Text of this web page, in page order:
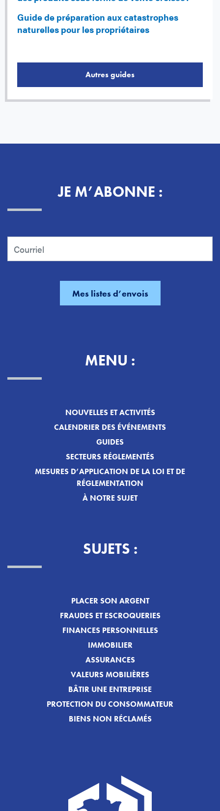
Guide de préparation aux catastrophes
naturelles pour les propriétaires
Autres guides
JE M’ABONNE :
MENU :
NOUVELLES ET ACTIVITÉS
CALENDRIER DES ÉVÉNEMENTS
GUIDES
SECTEURS RÉGLEMENTÉS
MESURES D’APPLICATION DE LA LOI ET DE
RÉGLEMENTATION
À NOTRE SUJET
SUJETS :
PLACER SON ARGENT
FRAUDES ET ESCROQUERIES
FINANCES PERSONNELLES
IMMOBILIER
ASSURANCES
VALEURS MOBILIÈRES
BÂTIR UNE ENTREPRISE
PROTECTION DU CONSOMMATEUR
BIENS NON RÉCLAMÉS